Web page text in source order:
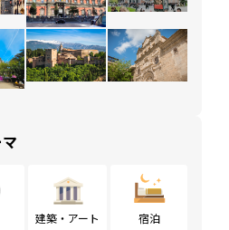
建築・アート 宿泊